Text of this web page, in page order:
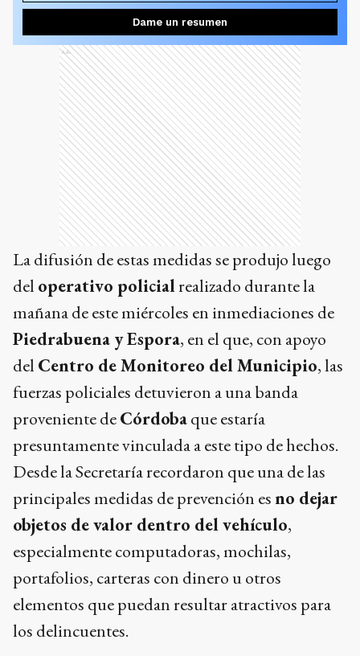
Dame un resumen
Ads
La difusión de estas medidas se produjo luego
del operativo policialrealizado durante la
mañana de este miércoles en inmediaciones de
Piedrabuena y Espora, en el que, con apoyo
del Centro de Monitoreo del Municipio, las
fuerzas policiales detuvieron a una banda
proveniente deCórdobaque estaría
presuntamente vinculada a este tipo de hechos.
Desde la Secretaría recordaron que una de las
principales medidas de prevención esno dejar
objetos de valor dentro del vehículo,
especialmente computadoras, mochilas,
portafolios, carteras con dinero u otros
elementos que puedan resultar atractivos para
los delincuentes.